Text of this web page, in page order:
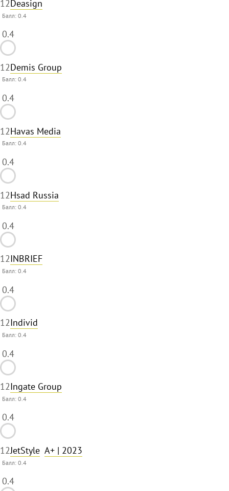
12Deasign
Балл:0.4
0.4
12Demis Group
Балл:0.4
0.4
12Havas Media
Балл:0.4
0.4
12Hsad Russia
Балл:0.4
0.4
12INBRIEF
Балл:0.4
0.4
12Individ
Балл:0.4
0.4
12Ingate Group
Балл:0.4
0.4
12JetStyle A+ | 2023
Балл:0.4
0.4